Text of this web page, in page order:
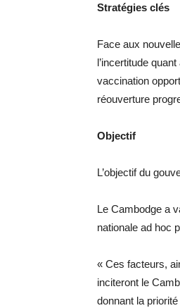
Stratégies clés
Face aux
l’incertitude
vaccination
réouverture
Objectif
L’objectif du
Le Cambodge a
nationale ad hoc
« Ces facteurs,
inciteront le
donnant la